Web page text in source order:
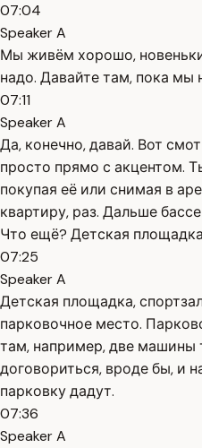
07:04
Speaker A
Мы живём хорошо,
надо. Давайте там, пока мы
07:11
Speaker A
Да, конечно, давай. Вот
просто прямо с акцентом.
покупая её или снимая в
квартиру, раз. Дальше
Что ещё? Детская
07:25
Speaker A
Детская площадка,
парковочное место.
там, например, две
договориться, вроде бы, и
парковку дадут.
07:36
Speaker A